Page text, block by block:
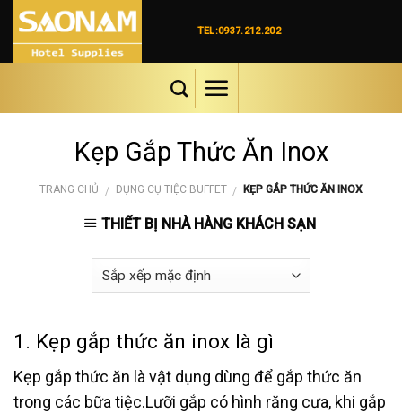
Skip
content
TEL:0937.212.202
Kẹp Gắp Thức Ăn Inox
TRANG CHỦ / DỤNG CỤ TIỆC BUFFET / KẸP GẮP THỨC ĂN INOX
THIẾT BỊ NHÀ HÀNG KHÁCH SẠN
1. Kẹp gắp thức ăn inox là gì
Kẹp gắp thức ăn là vật dụng dùng để gắp thức ăn
trong các bữa tiệc.Lưỡi gắp có hình răng cưa, khi gắp